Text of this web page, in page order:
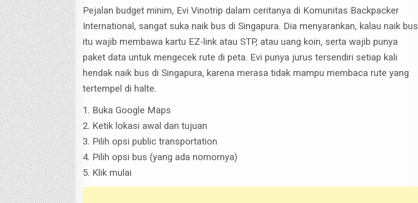
Pejalan budget minim, Evi Vinotrip dalam ceritanya di Komunitas Backpacker
International, sangat suka naik bus di Singapura. Dia menyarankan, kalau naik bus
itu wajib membawa kartu EZ-link atau STP, atau uang koin, serta wajib punya
paket data untuk mengecek rute di peta. Evi punya jurus tersendiri setiap kali
hendak naik bus di Singapura, karena merasa tidak mampu membaca rute yang
tertempel di halte.
1. Buka Google Maps
2. Ketik lokasi awal dan tujuan
3. Pilih opsi public transportation
4. Pilih opsi bus (yang ada nomornya)
5. Klik mulai